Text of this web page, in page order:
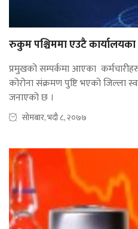
रुकुम पश्चिममा एउटै कार्यालयका
प्रमुखको सम्पर्कमा आएका
कोरोना संक्रमण पुष्टि भएको जिल्ला
जनाएको छ ।
सोमबार, भदौ ८, २०७७